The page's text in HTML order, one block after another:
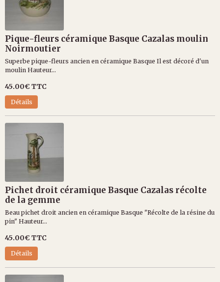
Pique-fleurs céramique Basque Cazalas moulin
Noirmoutier
Superbe pique-fleurs ancien en céramique Basque Il est décoré d'un
moulin Hauteur...
45.00€ TTC
Détails
Pichet droit céramique Basque Cazalas récolte
de la gemme
Beau pichet droit ancien en céramique Basque "Récolte de la résine du
pin" Hauteur...
45.00€ TTC
Détails